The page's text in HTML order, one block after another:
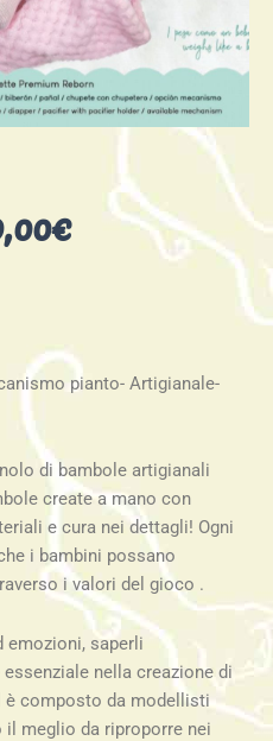
€
pianto- Artigianale-
di bambole artigianali
create a mano con
e cura nei dettagli! Ogni
i bambini possano
i valori del gioco .
emozioni, saperli
nella creazione di
è composto da modellisti
meglio da riproporre nei